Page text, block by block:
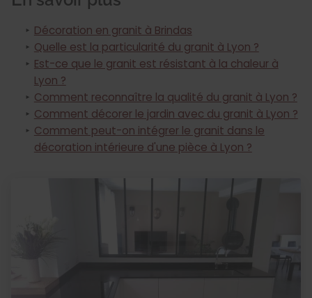
Décoration en granit à Brindas
Quelle est la particularité du granit à Lyon ?
Est-ce que le granit est résistant à la chaleur à
Lyon ?
Comment reconnaître la qualité du granit à Lyon ?
Comment décorer le jardin avec du granit à Lyon ?
Comment peut-on intégrer le granit dans le
décoration intérieure d'une pièce à Lyon ?